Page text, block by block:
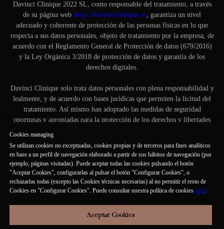
Cookies managing
Se utilizan cookies no exceptuadas, cookies propias y de terceros para fines analíticos
en base a un perfil de navegación elaborado a partir de sus hábitos de navegación (por
ejemplo, páginas visitadas). Puede aceptar todas las cookies pulsando el botón
"Aceptar Cookies", configurarlas al pulsar el botón "Configurar Cookies", o
rechazarlas todas (excepto las Cookies técnicas necesarias) al no permitir el resto de
Cookies en "Configurar Cookies". Puede consultar nuestra política de cookies aquí.
Aceptar Cookies
Davinci Clinique 2022 SL, como responsable del tratamiento, a través
de su página web http://davinciclinique.es, garantiza un nivel
adecuado y coherente de protección de las personas físicas en lo que
respecta a sus datos personales, objeto de tratamiento por la empresa, de
acuerdo con el Reglamento General de Protección de datos (679/2016)
y la Ley Orgánica 3/2018 de protección de datos y garantía de los
derechos digitales.
Davinci Clinique solo trata datos personales con plena responsabilidad y
lealmente, y de acuerdo con bases jurídicas que permiten la licitud del
tratamiento. Así mismo han adoptado las medidas de seguridad
oportunas y apropiadas para la protección de los derechos y libertades
A continuación, se ofrece una información adicional y ampliada
respecto a actividades de tratamiento específicas, realizadas a través de
su sitio web:http://davinciclinique.es/tratamiento_de_datos